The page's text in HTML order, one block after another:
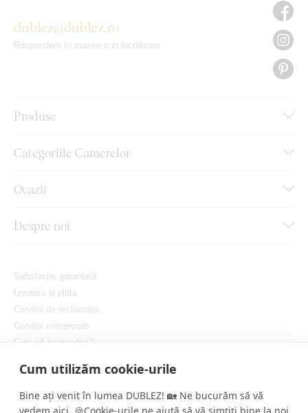
Cum utilizăm cookie-urile
Bine ați venit în lumea DUBLEZ! 🏡 Ne bucurăm să vă
Produse
Categoriile Camerelor
Ocazii
Despre noi
dublez@dublez.ro
Răspundem în maxim o zi lucrătoare
Satisfacție garantată
Livrarea și plata
Condiții de reclamație
Condiții comerciale
Cum să comandați?
Setați cookie-urile